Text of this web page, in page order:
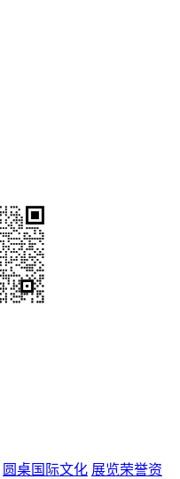
圆桌国际文化 展览荣誉资